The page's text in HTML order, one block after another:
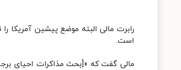
رابرت مالی البته موضع پیشین آمریکا
است.
مالی گفت که «[بحث مذاکرات احیای